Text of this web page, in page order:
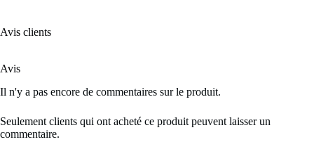
Avis clients
Avis
Il n'y a pas encore de commentaires sur le produit.
Seulement clients qui ont acheté ce produit peuvent laisser un
commentaire.